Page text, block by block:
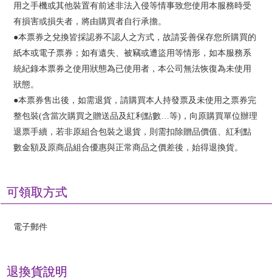
用之手機或其他裝置有前述非法入侵等情事致您使用本服務時受
有損害或損失者，將由購買者自行承擔。
●本票券之兌換皆採認券不認人之方式，故請妥善保存您所購買的
紙本或電子票券；如有遺失、被竊或遭盜用等情形，如本服務系
統紀錄本票券之使用狀態為已使用者，本公司無法恢復為未使用
狀態。
●本票券售出後，如需退貨，請購買本人持發票及未使用之票券完
整包裝(含當次購買之贈送品及紅利點數…等)，向原購買單位辦理
退票手續，若非原組合包裝之退貨，則需扣除贈品價值、紅利點
數金額及原商品組合優惠與正常商品之價差後，始得退換貨。
可領取方式
電子郵件
退換貨說明